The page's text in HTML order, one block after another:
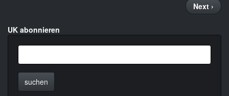
Nächste
Seite
Next ›
UK abonnieren
suchen